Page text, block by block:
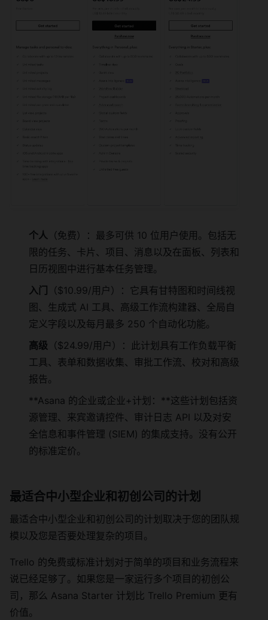
个人 （免费）：最多可供 10 位用户使用。包括无
限的任务、卡片、项目、消息以及在面板、列表和
日历视图中进行基本任务管理。
入门
（$10.99/用户）：它具有甘特图和时间线视
图、生成式 AI 工具、高级工作流构建器、全局自
定义字段以及每月最多 250 个自动化功能。
高级 （$24.99/用户）：此计划具有工作负载平衡
工具、表单和数据收集、审批工作流、校对和高级
报告。
**Asana 的企业或企业+计划：**这些计划包括资
源管理、来宾邀请控件、审计日志 API 以及对安
全信息和事件管理 (SIEM) 的集成支持。没有公开
的标准定价。
最适合中小型企业和初创公司的计划
最适合中小型企业和初创公司的计划取决于您的团队规
模以及您是否要处理复杂的项目。
Trello 的免费或标准计划对于简单的项目和业务流程来
说已经足够了。如果您是一家运行多个项目的初创公
司，那么 Asana Starter 计划比 Trello Premium 更有
价值。